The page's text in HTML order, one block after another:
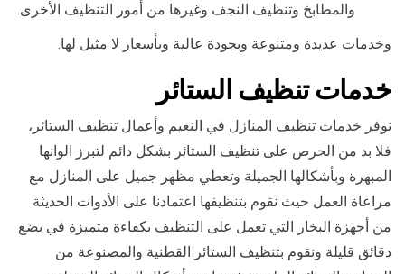
والمطابخ وتنظيف النجف وغيرها من أمور التنظيف الأخرى.
وخدمات عديدة ومتنوعة وبجودة عالية وبأسعار لا مثيل لها.
خدمات تنظيف الستائر
نوفر خدمات تنظيف المنازل في النعيم وأعمال تنظيف الستائر،
فلا بد من الحرص على تنظيف الستائر بشكل دائم لتبرز الوانها
المبهرة وبأشكالها الجميلة وتعطي مظهر جميل على المنازل مع
مراعاة العمل حيث نقوم بتنظيفها اعتمادنا على الأدوات الحديثة
من أجهزة البخار التي تعمل على التنظيف بكفاءة متميزة في بضع
دقائق قليلة ونقوم بتنظيف الستائر القطنية والمصنوعة من